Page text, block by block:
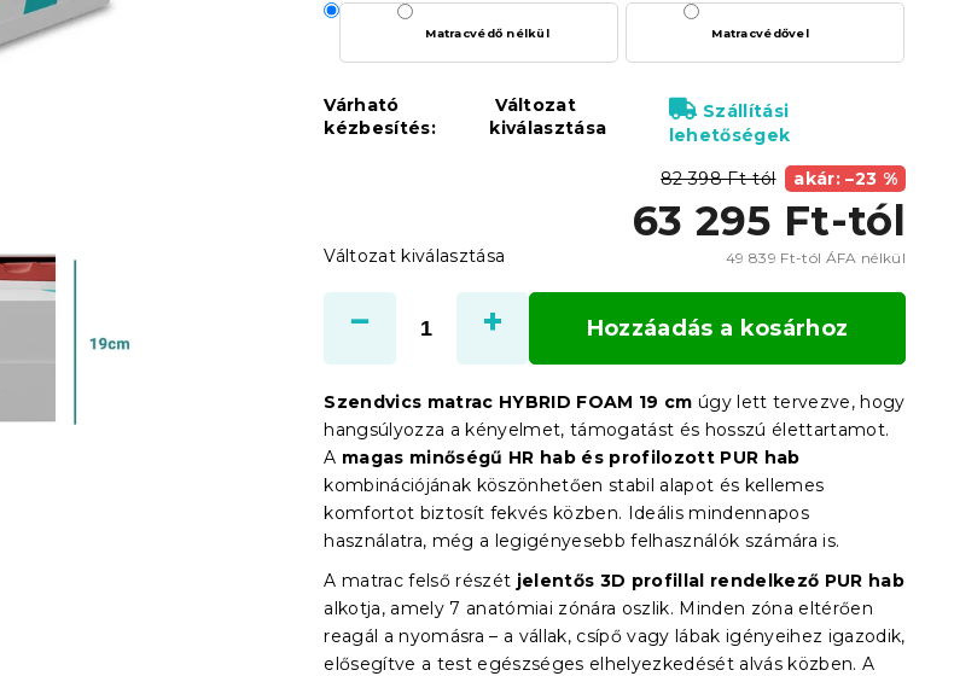
82 398 Ft-tól akár: –23 %
63 295 Ft-tól
49 839 Ft-tól ÁFA nélkül
Változat kiválasztása
Matracvédő nélkül Matracvédővel
Várható
kézbesítés:
Változat
kiválasztása
Szállítási
lehetőségek
Hozzáadás a kosárhoz
Szendvics matrac HYBRID FOAM 19 cm úgy lett tervezve, hogy
hangsúlyozza a kényelmet, támogatást és hosszú élettartamot.
A magas minőségű HR hab és profilozott PUR hab
kombinációjának köszönhetően stabil alapot és kellemes
komfortot biztosít fekvés közben. Ideális mindennapos
használatra, még a legigényesebb felhasználók számára is.
A matrac felső részét jelentős 3D profillal rendelkező PUR hab
alkotja, amely 7 anatómiai zónára oszlik. Minden zóna eltérően
reagál a nyomásra – a vállak, csípő vagy lábak igényeihez igazodik,
elősegítve a test egészséges elhelyezkedését alvás közben. A